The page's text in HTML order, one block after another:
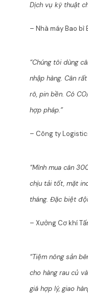
Dịch vụ kỹ thuật
– Nhà máy Bao bì
“Chúng tôi dùng
nhập hàng. Cân
rõ, pin bền. Có
hợp pháp.”
– Công ty
“Mình mua cân
chịu tải tốt, mặt
tháng. Đặc biệt
– Xưởng Cơ khí
“Tiệm nông sản
cho hàng rau củ
giá hợp lý, giao